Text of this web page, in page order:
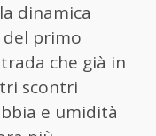
dinamica
del primo
che già in
scontri
e umidità